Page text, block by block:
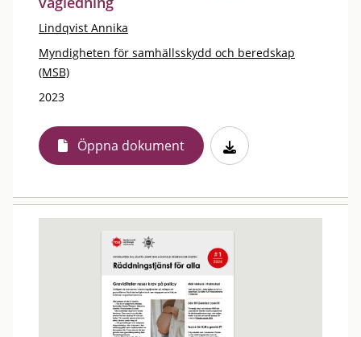
Lindqvist Annika
Myndigheten för samhällsskydd och beredskap
(MSB)
2023
Öppna dokument